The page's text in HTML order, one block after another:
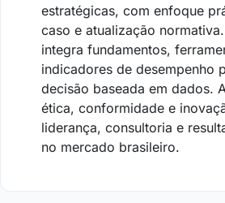
estratégicas, com enfoque
caso e atualização
integra fundamentos,
indicadores de desempenho
decisão baseada em dados.
ética, conformidade e
liderança, consultoria e
no mercado brasileiro.